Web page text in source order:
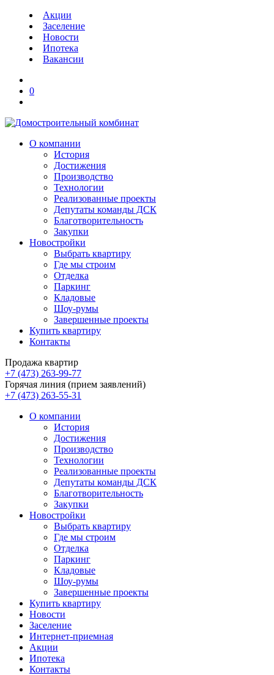
Акции
Заселение
Новости
Ипотека
Вакансии
0
О компании
История
Достижения
Производство
Технологии
Реализованные проекты
Депутаты команды ДСК
Благотворительность
Закупки
Новостройки
Выбрать квартиру
Где мы строим
Отделка
Паркинг
Кладовые
Шоу-румы
Завершенные проекты
Купить квартиру
Контакты
Продажа квартир
+7 (473) 263-99-77
Горячая линия (прием заявлений)
+7 (473) 263-55-31
О компании
История
Достижения
Производство
Технологии
Реализованные проекты
Депутаты команды ДСК
Благотворительность
Закупки
Новостройки
Выбрать квартиру
Где мы строим
Отделка
Паркинг
Кладовые
Шоу-румы
Завершенные проекты
Купить квартиру
Новости
Заселение
Интернет-приемная
Акции
Ипотека
Контакты